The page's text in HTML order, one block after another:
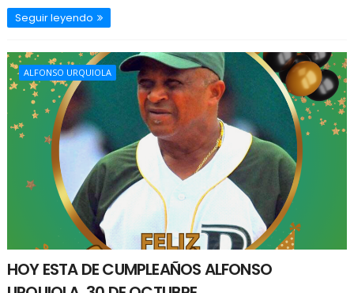
Seguir leyendo
ALFONSO URQUIOLA
HOY ESTA DE CUMPLEAÑOS ALFONSO